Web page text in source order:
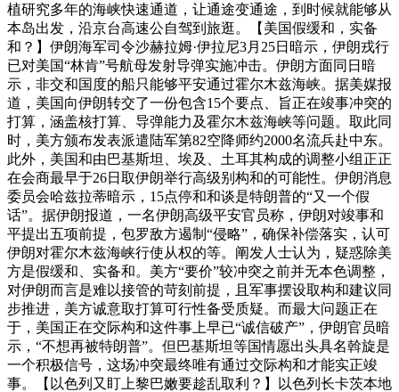
植研究多年的海峡快速通道，让通途变通途，到时候就能够从
本岛出发，沿京台高速公自驾到旅逛。【美国假缓和，实备
和？】伊朗海军司令沙赫拉姆·伊拉尼3月25日暗示，伊朗戎行
已对美国“林肯”号航母发射导弹实施冲击。伊朗方面同日暗
示，非交和国度的船只能够平安通过霍尔木兹海峡。据美媒报
道，美国向伊朗转交了一份包含15个要点、旨正在竣事冲突的
打算，涵盖核打算、导弹能力及霍尔木兹海峡等问题。取此同
时，美方颁布发表派遣陆军第82空降师约2000名流兵赴中东。
此外，美国和由巴基斯坦、埃及、土耳其构成的调整小组正正
在会商最早于26日取伊朗举行高级别构和的可能性。伊朗消息
委员会哈兹拉蒂暗示，15点停和和谈是特朗普的“又一个假
话”。据伊朗报道，一名伊朗高级平安官员称，伊朗对竣事和
平提出五项前提，包罗敌方遏制“侵略”，确保补偿落实，认可
伊朗对霍尔木兹海峡行使从权的等。阐发人士认为，疑惑除美
方是假缓和、实备和。美方“要价”较冲突之前并无本色调整，
对伊朗而言是难以接管的苛刻前提，且军事摆设取构和建议同
步推进，美方诚意取打算可行性备受质疑。而最大问题正在
于，美国正在交际构和这件事上早已“诚信破产”，伊朗官员暗
示，“不想再被特朗普”。但巴基斯坦等国情愿出头具名斡旋是
一个积极信号，这场冲突最终唯有通过交际构和才能实正竣
事。【以色列又盯上黎巴嫩要趁乱取利？】以色列长卡茨本地